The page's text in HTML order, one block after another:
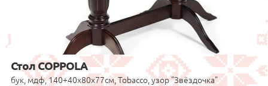
Стол COPPOLA
бук, мдф, 140+40x80x77см, Tobacco, узор "Звёздочка"